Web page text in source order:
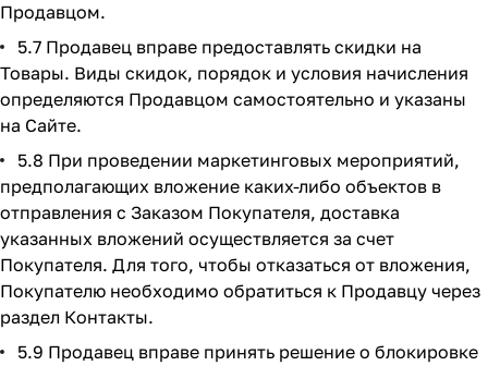
Продавцом.
5.7 Продавец вправе предоставлять скидки на
Товары. Виды скидок, порядок и условия начисления
определяются Продавцом самостоятельно и указаны
на Сайте.
5.8 При проведении маркетинговых мероприятий,
предполагающих вложение каких-либо объектов в
отправления с Заказом Покупателя, доставка
указанных вложений осуществляется за счет
Покупателя. Для того, чтобы отказаться от вложения,
Покупателю необходимо обратиться к Продавцу через
раздел Контакты.
5.9 Продавец вправе принять решение о блокировке